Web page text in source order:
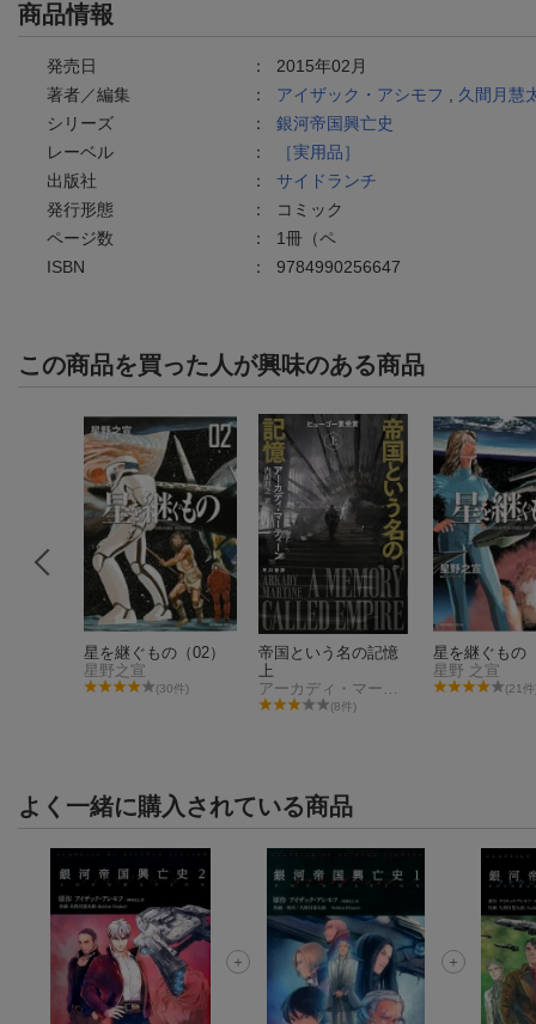
商品情報
発売日 ： 2015年02月
著者／編集
： アイザック・アシモフ
久間月慧
シリーズ
： 銀河帝国興亡史
レーベル
：
［実用品］
出版社
： サイドランチ
発行形態
：
コミック
ページ数
： 1冊（ペ
ISBN
： 9784990256647
この商品を買った人が興味のある商品
星を継ぐもの（02）
星野之宣
(30件)
帝国という名の記憶
上
(8件)
星を継ぐもの
星野 之宣
(21
よく一緒に購入されている商品